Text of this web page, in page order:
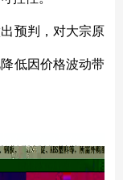
预判，对大宗原
低因价格波动带